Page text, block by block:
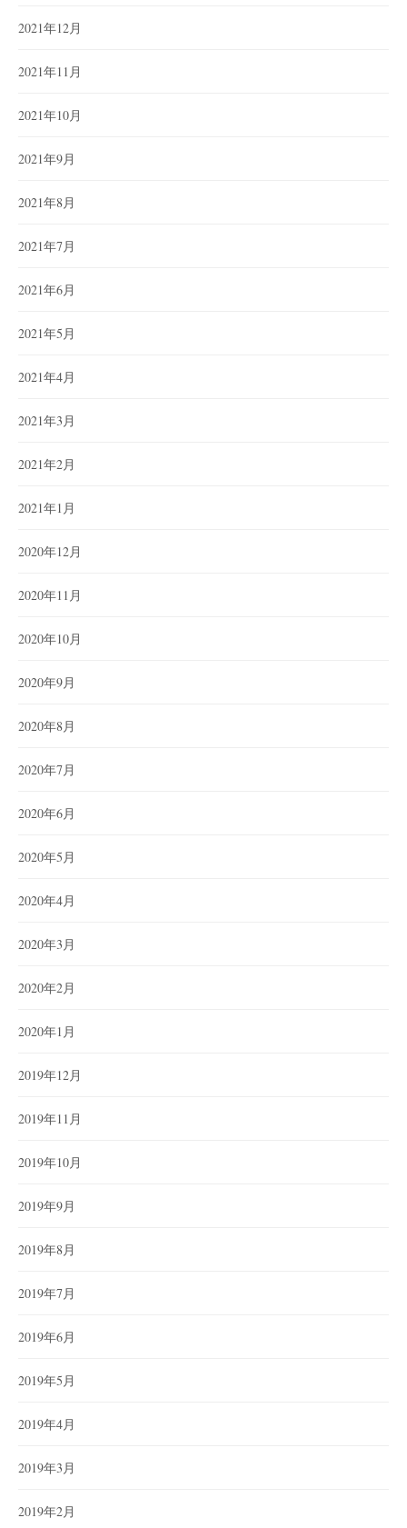
2021年12月
2021年11月
2021年10月
2021年9月
2021年8月
2021年7月
2021年6月
2021年5月
2021年4月
2021年3月
2021年2月
2021年1月
2020年12月
2020年11月
2020年10月
2020年9月
2020年8月
2020年7月
2020年6月
2020年5月
2020年4月
2020年3月
2020年2月
2020年1月
2019年12月
2019年11月
2019年10月
2019年9月
2019年8月
2019年7月
2019年6月
2019年5月
2019年4月
2019年3月
2019年2月